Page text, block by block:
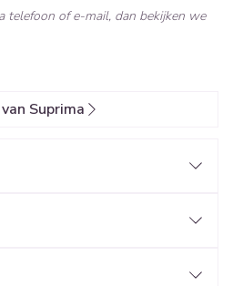
telefoon of e-mail, dan bekijken we
Suprima